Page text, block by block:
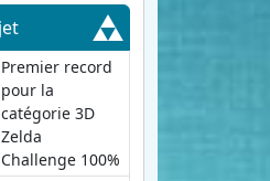
Premier record
pour la
catégorie 3D
Zelda
Challenge 100%